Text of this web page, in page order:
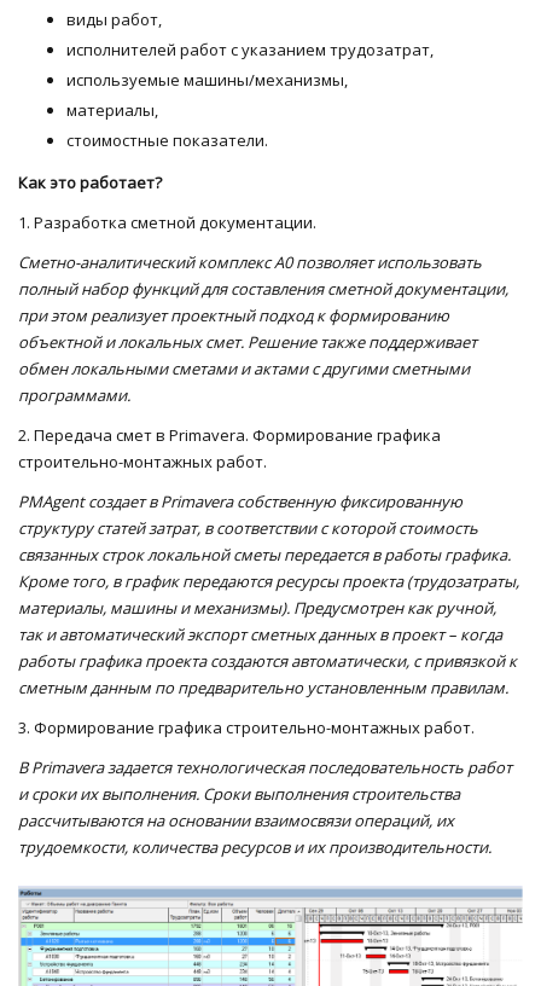
виды работ,
исполнителей работ с указанием трудозатрат,
используемые машины/механизмы,
материалы,
стоимостные показатели.
Как это работает?
1. Разработка сметной документации.
Сметно-аналитический комплексA0 позволяет использовать
полный набор функций для составления сметной документации,
при этом реализует проектный подход к формированию
объектной и локальных смет. Решение также поддерживает
обмен локальными сметами и актами с другими сметными
программами.
2. Передача смет в Primavera. Формирование графика
строительно-монтажных работ.
PMAgentсоздает вPrimaveraсобственную фиксированную
структуру статей затрат, в соответствии с которой стоимость
связанных строк локальной сметы передается в работы графика.
Кроме того, в график передаются ресурсы проекта (трудозатраты,
материалы, машины и механизмы). Предусмотрен как ручной,
так и автоматический экспорт сметных данных в проект – когда
работы графика проекта создаются автоматически, с привязкой к
сметным данным по предварительно установленным правилам.
3. Формирование графика строительно-монтажных работ.
ВPrimaveraзадается технологическая последовательность работ
и сроки их выполнения. Сроки выполнения строительства
рассчитываются на основании взаимосвязи операций, их
трудоемкости, количества ресурсов и их производительности.